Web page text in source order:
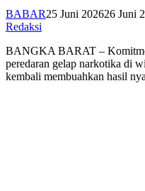
BABAR25 Juni 202626 Juni
Redaksi
BANGKA BARAT –
peredaran gelap narkotika di
kembali membuahkan hasil